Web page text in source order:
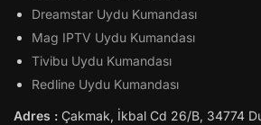
Dreamstar Uydu Kumandası
Mag IPTV Uydu Kumandası
Tivibu Uydu Kumandası
Redline Uydu Kumandası
Adres : Çakmak, İkbal Cd 26/B, 34774